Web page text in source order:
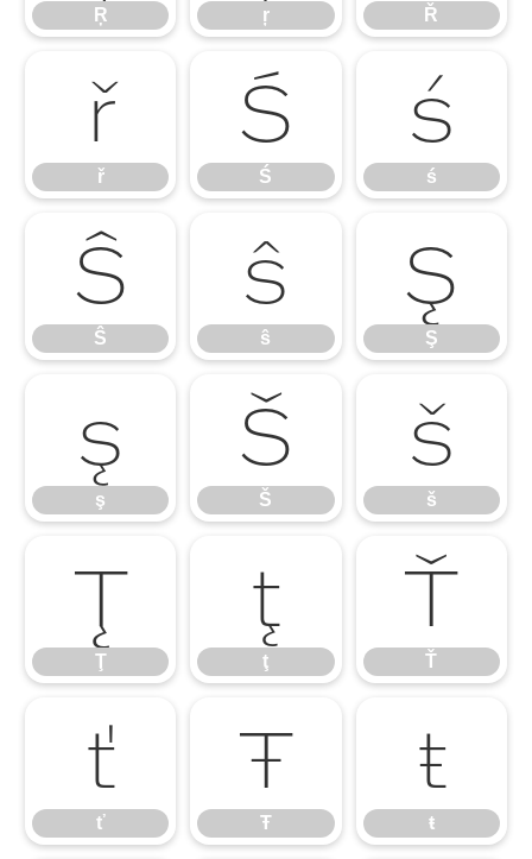
Ŗ ŗ Ř
ř
ř
Ś
Ś
ś
ś
Ŝ
Ŝ
ŝ
ŝ
Ş
Ş
ş
ş
Š
Š
š
š
Ţ
Ţ
ţ
ţ
Ť
Ť
ť
ť
Ŧ
Ŧ
ŧ
ŧ